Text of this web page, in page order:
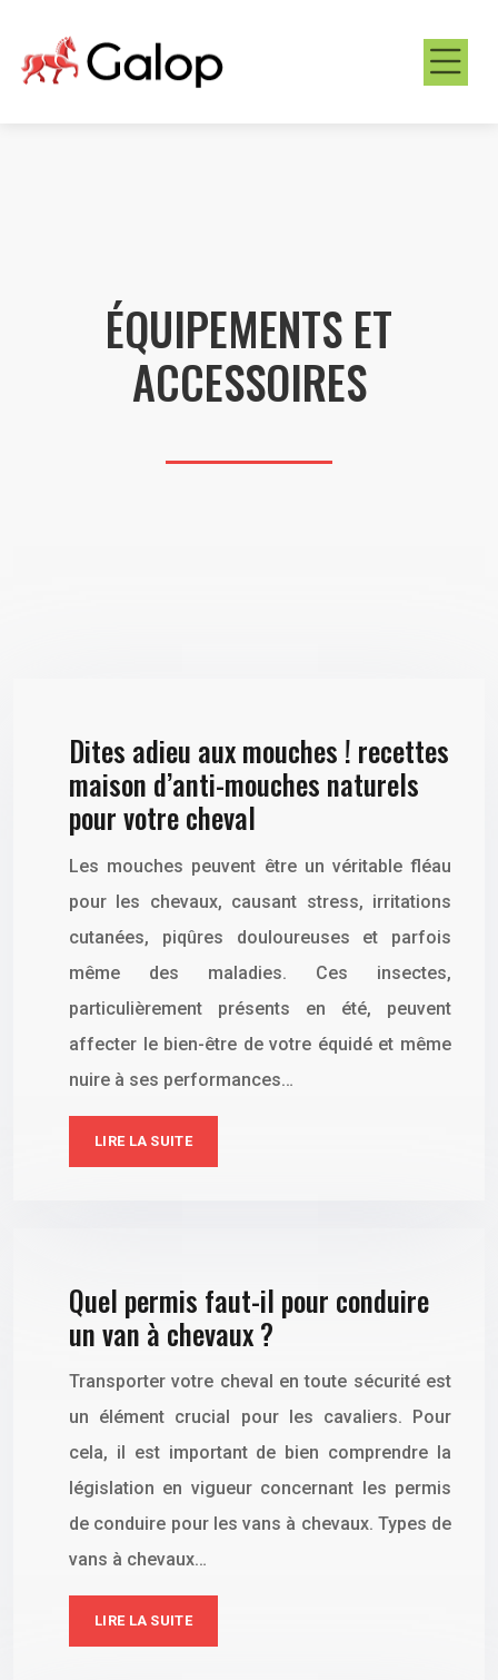
ÉQUIPEMENTS ET
ACCESSOIRES
Dites adieu aux mouches ! recettes
maison d’anti-mouches naturels
pour votre cheval
Les mouches peuvent être un véritable fléau
pour les chevaux, causant stress, irritations
cutanées, piqûres douloureuses et parfois
même des maladies. Ces insectes,
particulièrement présents en été, peuvent
affecter le bien-être de votre équidé et même
nuire à ses performances…
LIRE LA SUITE
Quel permis faut-il pour conduire
un van à chevaux ?
Transporter votre cheval en toute sécurité est
un élément crucial pour les cavaliers. Pour
cela, il est important de bien comprendre la
législation en vigueur concernant les permis
de conduire pour les vans à chevaux. Types de
vans à chevaux…
LIRE LA SUITE